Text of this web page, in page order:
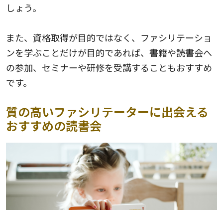
しょう。
また、資格取得が目的ではなく、ファシリテーショ
ンを学ぶことだけが目的であれば、書籍や読書会へ
の参加、セミナーや研修を受講することもおすすめ
です。
質の高いファシリテーターに出会える
おすすめの読書会